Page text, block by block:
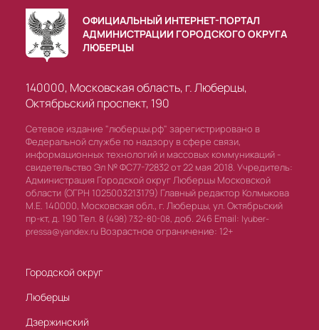
ОФИЦИАЛЬНЫЙ ИНТЕРНЕТ-ПОРТАЛ
АДМИНИСТРАЦИИ ГОРОДСКОГО ОКРУГА
ЛЮБЕРЦЫ
140000, Московская область, г. Люберцы,
Октябрьский проспект, 190
Сетевое издание "люберцы.рф" зарегистрировано в
Федеральной службе по надзору в сфере связи,
информационных технологий и массовых коммуникаций -
свидетельство Эл № ФС77-72832 от 22 мая 2018. Учредитель:
Администрация Городской округ Люберцы Московской
области (ОГРН 1025003213179) Главный редактор Колмыкова
М.Е. 140000, Московская обл., г. Люберцы, ул. Октябрьский
пр-кт, д. 190 Тел. 8 (498) 732-80-08, доб. 246 Email: lyuber-
pressa@yandex.ru Возрастное ограничение: 12+
Городской округ
Люберцы
Дзержинский